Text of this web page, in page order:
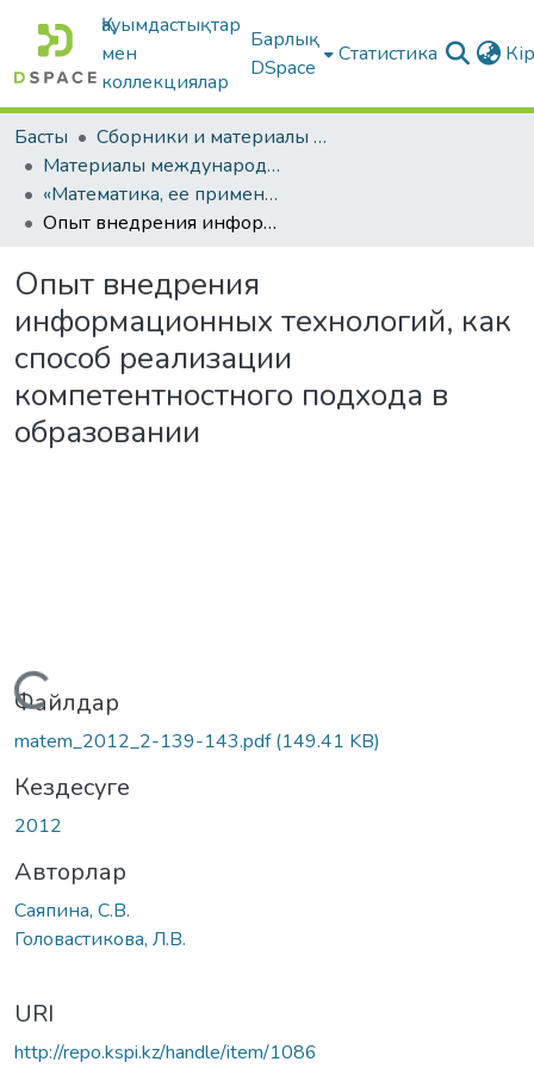
Қауымдастықтар
мен
коллекциялар
Барлық
DSpace
Статистика
Басты
Сборники и материалы конференций
Материалы международных научно-практических конференций
«Математика, ее применение и преподавание». Часть II.
Опыт внедрения информационных технологий, как способ реализации компетентностного подхода в образовании
Опыт внедрения
информационных технологий, как
способ реализации
компетентностного подхода в
образовании
Жүктеу...
Файлдар
matem_2012_2-139-143.pdf(149.41 KB)
Кездесуге
2012
Авторлар
Саяпина, С.В.
Головастикова, Л.В.
URI
http://repo.kspi.kz/handle/item/1086